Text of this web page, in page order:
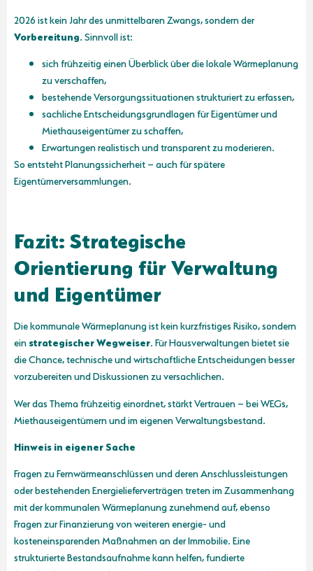
2026 ist kein Jahr des unmittelbaren Zwangs, sondern der
Vorbereitung . Sinnvoll ist:
sich frühzeitig einen Überblick über die lokale Wärmeplanung
zu verschaffen,
bestehende Versorgungssituationen strukturiert zu erfassen,
sachliche Entscheidungsgrundlagen für Eigentümer und
Miethauseigentümer zu schaffen,
Erwartungen realistisch und transparent zu moderieren.
So entsteht Planungssicherheit – auch für spätere
Eigentümerversammlungen.
Fazit: Strategische
Orientierung für Verwaltung
und Eigentümer
Die kommunale Wärmeplanung ist kein kurzfristiges Risiko, sondern
einstrategischer Wegweiser. Für Hausverwaltungen bietet sie
die Chance, technische und wirtschaftliche Entscheidungen besser
vorzubereiten und Diskussionen zu versachlichen.
Wer das Thema frühzeitig einordnet, stärkt Vertrauen – bei WEGs,
Miethauseigentümern und im eigenen Verwaltungsbestand.
Hinweis in eigener Sache
Fragen zu Fernwärmeanschlüssen und deren Anschlussleistungen
oder bestehenden Energielieferverträgen treten im Zusammenhang
mit der kommunalen Wärmeplanung zunehmend auf, ebenso
Fragen zur Finanzierung von weiteren energie- und
kosteneinsparenden Maßnahmen an der Immobilie. Eine
strukturierte Bestandsaufnahme kann helfen, fundierte